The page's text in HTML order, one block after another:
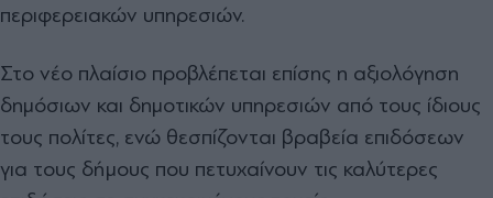
περιφερειακών υπηρεσιών.
Στο νέο πλαίσιο προβλέπεται επίσης η αξιολόγηση
δημόσιων και δημοτικών υπηρεσιών από τους ίδιους
τους πολίτες, ενώ θεσπίζονται βραβεία επιδόσεων
για τους δήμους που πετυχαίνουν τις καλύτερες